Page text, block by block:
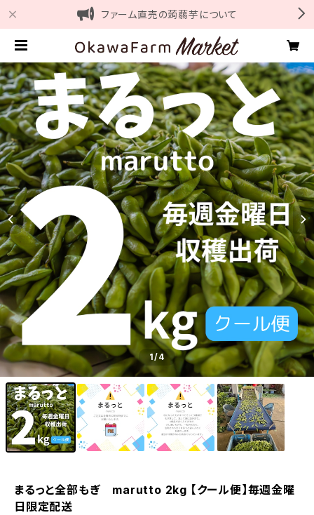
ファーム直売の蒟蒻芋について
1/4
まるっと全部もぎ marutto 2kg 【クール便】毎週金曜
日限定配送